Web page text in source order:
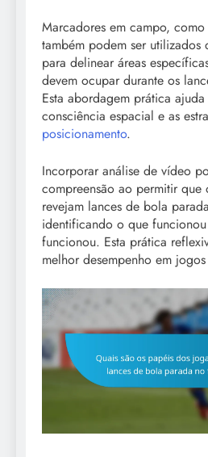
Marcadores em campo,
também podem ser utilizados
para delinear áreas
devem ocupar durante os
Esta abordagem prática
consciência espacial e as
posicionamento.
Incorporar análise de vídeo
compreensão ao permitir que
revejam lances de bola
identificando o que
funcionou. Esta prática
melhor desempenho em